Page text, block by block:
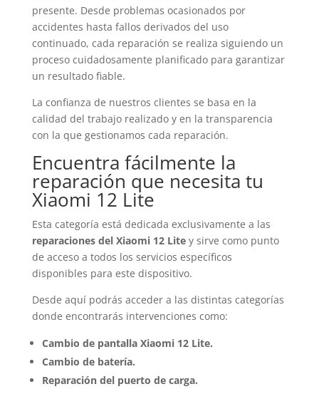
presente. Desde problemas ocasionados por
accidentes hasta fallos derivados del uso
continuado, cada reparación se realiza siguiendo un
proceso cuidadosamente planificado para garantizar
un resultado fiable.
La confianza de nuestros clientes se basa en la
calidad del trabajo realizado y en la transparencia
con la que gestionamos cada reparación.
Encuentra fácilmente la
reparación que necesita tu
Xiaomi 12 Lite
Esta categoría está dedicada exclusivamente a las
reparaciones del Xiaomi 12 Litey sirve como punto
de acceso a todos los servicios específicos
disponibles para este dispositivo.
Desde aquí podrás acceder a las distintas categorías
donde encontrarás intervenciones como:
Cambio de pantalla Xiaomi 12 Lite.
Cambio de batería.
Reparación del puerto de carga.